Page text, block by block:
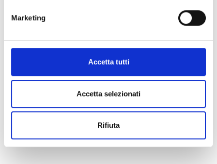
Marketing
Accetta tutti
Accetta selezionati
Rifiuta